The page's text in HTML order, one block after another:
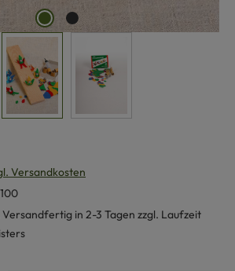
Versandkosten
in 2-3 Tagen zzgl. Laufzeit